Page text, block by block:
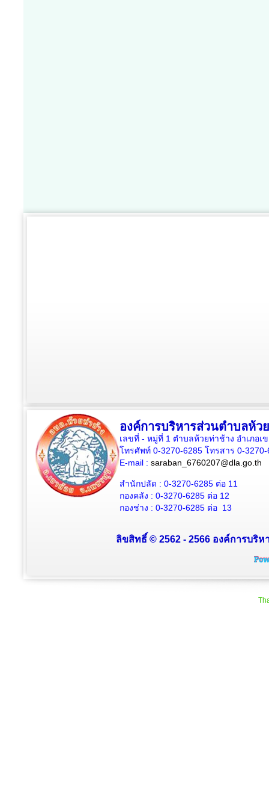
องค์การบริหารส่วนตำบลห้ว
เลขที่ - หมู่ที่ 1 ตำบลห้วยท่าช้าง อำเภอเ
โทรศัพท์ 0-3270-6285 โทรสาร 0-
E-mail : saraban_6760207@dla.go.th
สำนักปลัด : 0-3270-6285 ต่อ 11
กองคลัง : 0-3270-6285 ต่อ 12
กองช่าง : 0-3270-6285 ต่อ 13
ลิขสิทธิ์ © 2562 - 2566 องค์การบริ